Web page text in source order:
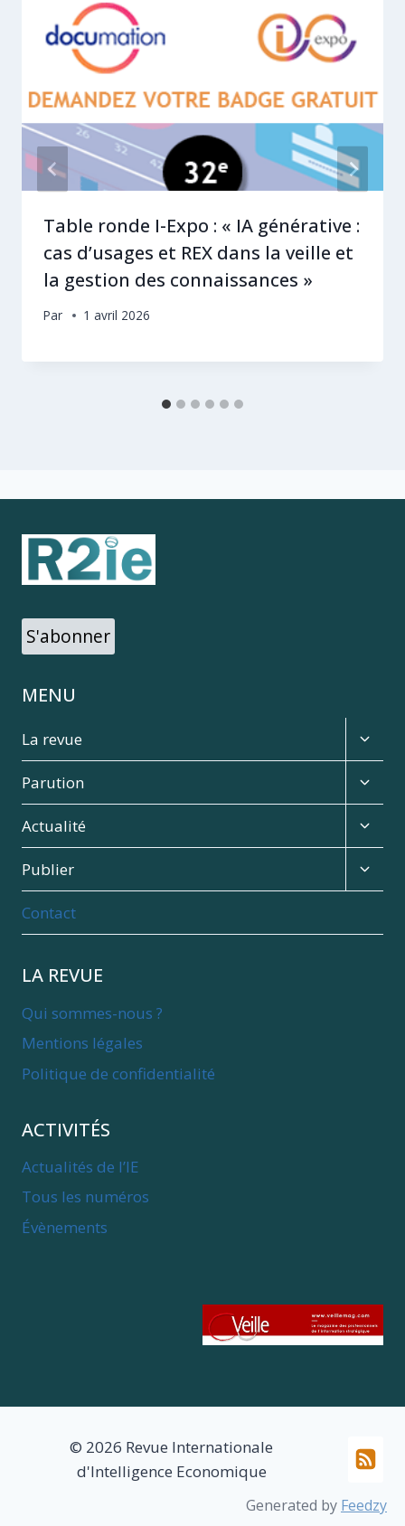
Table ronde I-Expo : « IA générative :
cas d’usages et REX dans la veille et
la gestion des connaissances »
Par 1 avril 2026
S'abonner
MENU
La revue
child
menu
Parution
child
menu
Actualité
child
menu
Publier
child
Contact
LA REVUE
Qui sommes-nous ?
Mentions légales
Politique de confidentialité
ACTIVITÉS
Actualités de l’IE
Tous les numéros
Évènements
© 2026 Revue Internationale
d'Intelligence Economique
Generated by Feedzy